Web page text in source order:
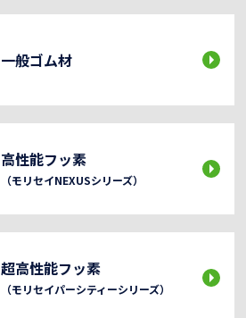
一般ゴム材
高性能フッ素
（モリセイNEXUSシリーズ）
超高性能フッ素
（モリセイパーシティーシリーズ）